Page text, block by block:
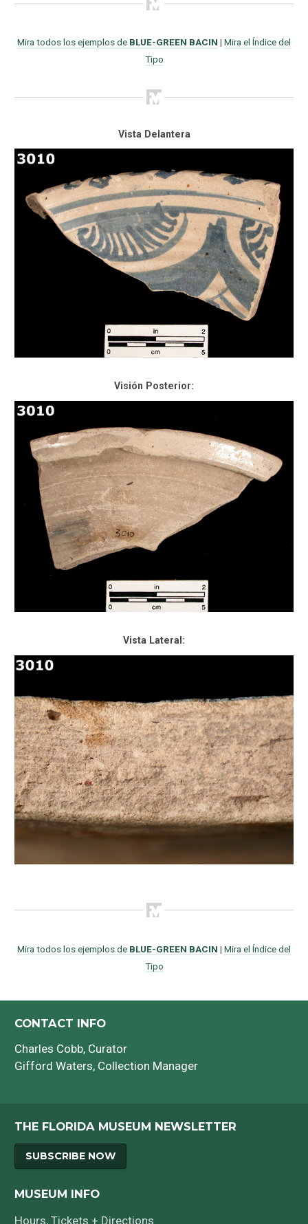
Mira todos los ejemplos de BLUE-GREEN BACIN | Mira el Índice del
Tipo
Vista Delantera
Visión Posterior:
Vista Lateral:
Mira todos los ejemplos de BLUE-GREEN BACIN | Mira el Índice del
Tipo
CONTACT INFO
Charles Cobb, Curator
Gifford Waters, Collection Manager
THE FLORIDA MUSEUM NEWSLETTER
SUBSCRIBE NOW
MUSEUM INFO
Hours, Tickets + Directions